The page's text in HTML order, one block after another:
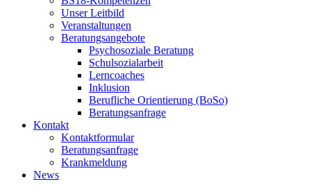
Unser Leitbild
Veranstaltungen
Beratungsangebote
Psychosoziale Beratung
Schulsozialarbeit
Lerncoaches
Inklusion
Berufliche Orientierung (BoSo)
Beratungsanfrage
Kontakt
Kontaktformular
Beratungsanfrage
Krankmeldung
News